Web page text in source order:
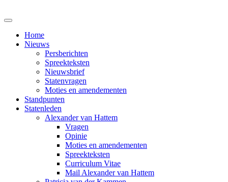
Home
Nieuws
Persberichten
Spreekteksten
Nieuwsbrief
Statenvragen
Moties en amendementen
Standpunten
Statenleden
Alexander van Hattem
Vragen
Opinie
Moties en amendementen
Spreekteksten
Curriculum Vitae
Mail Alexander van Hattem